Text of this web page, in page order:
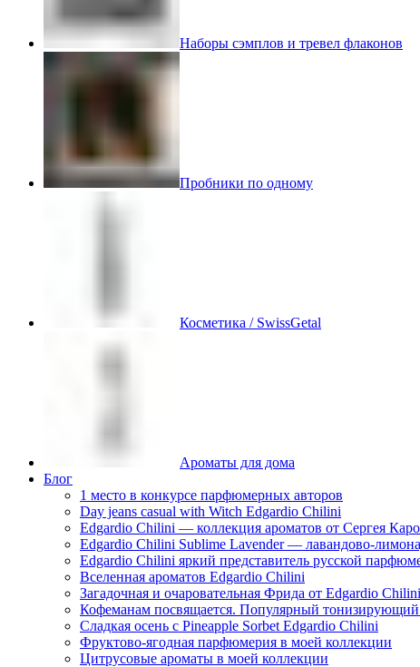
Наборы сэмплов и тревел флаконов
Пробники по одному
Косметика / SwissGetal
Ароматы для дома
Блог
1 место в конкурсе парфюмерных авторов
Day jeans casual with Witch Edgardio Chilini
Edgardio Chilini — коллекция ароматов от Сергея
Edgardio Chilini Sublime Lavender — лавандово-
Edgardio Chilini яркий представитель русской
Вселенная ароматов Edgardio Chilini
Загадочная и очаровательная Фрида от Edgardio
Кофеманам посвящается. Популярный
Сладкая осень с Pineapple Sorbet Edgardio Chilini
Фруктово-ягодная парфюмерия в моей коллекции
​Цитрусовые ароматы в моей коллекции